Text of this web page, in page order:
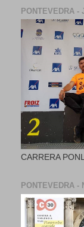
PONTEVEDRA -
CARRERA
PONTEVEDRA -